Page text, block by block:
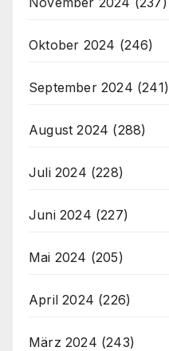
Oktober 2024 (246)
September 2024 (241)
August 2024 (288)
Juli 2024 (228)
Juni 2024 (227)
Mai 2024 (205)
April 2024 (226)
März 2024 (243)